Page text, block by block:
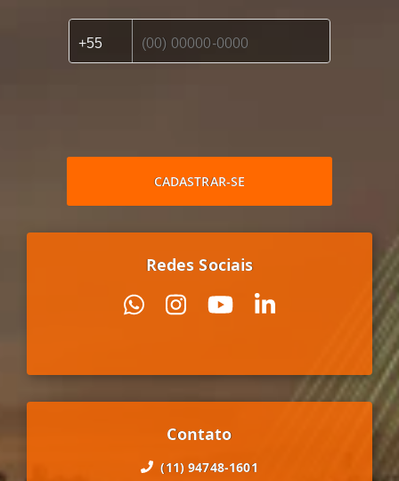
CADASTRAR-SE
Redes Sociais
Contato
(11) 94748-1601